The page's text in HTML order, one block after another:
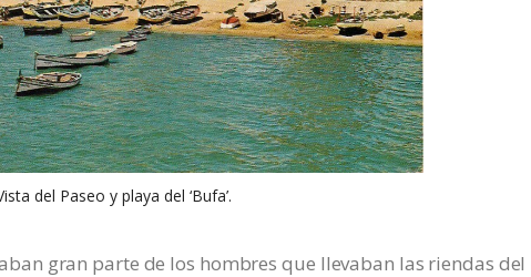
del Paseo y playa del ‘Bufa’.
gran parte de los hombres que llevaban las riendas del